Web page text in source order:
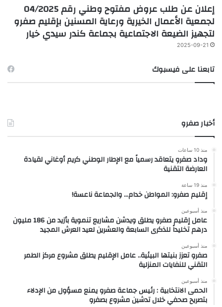
إعلان عن طلب عروض مفتوح وطني رقم 04/2025
لجمعية الأعمال الخيرية ورعاية المسنين بإقليم صفرو
لتجهيز الضيعة الاجتماعية بجماعة كندر سيدي خيار
2025-09-21
تابعنا على فيسبوك
أخبار صفرو
منذ 10 ساعات
وداد صفرو يتعاقد رسمياً مع الإطار الوطني كريم أوغاني لقيادة
العارضة التقنية
منذ 19 ساعة
إقليم صفرو: المواطن خدام… والجماعة ناعسة!
منذ أسبوعين
عامل إقليم صفرو يطلق ويدشن مشاريع تنموية بأزيد من 186 مليون
درهم تخليداً للذكرى السابعة والعشرين لعيد العرش المجيد
منذ أسبوعين
صفرو تعزز بنيتها البيئية.. عامل الإقليم يطلق مشروع مركز الطمر
التقني للنفايات المنزلية
منذ أسبوعين
الحمى الانتخابية : رئيس جماعة صفرو يمنع مسؤول من الإدلاء
بتصريح صحفي خلال تدشين مشروع بصفرو